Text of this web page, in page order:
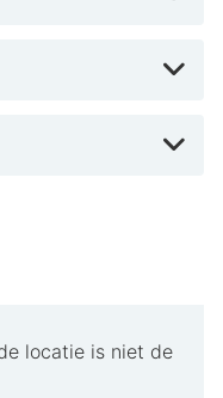
locatie is niet de